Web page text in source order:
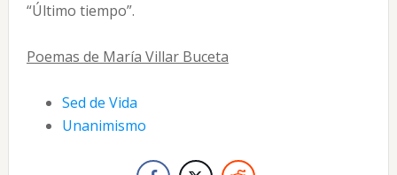
“Último tiempo”.
Poemas de María Villar Buceta
Sed de Vida
Unanimismo